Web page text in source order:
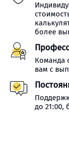
более
Команда
вам с
до 21:00,